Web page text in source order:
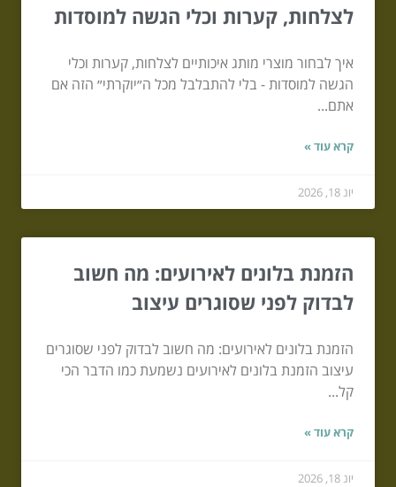
לצלחות, קערות וכלי הגשה למוסדות
איך לבחור מוצרי מותג איכותיים לצלחות, קערות וכלי
הגשה למוסדות - בלי להתבלבל מכל ה״יוקרתי״ הזה אם
אתם...
קרא עוד »
יונ 18, 2026
הזמנת בלונים לאירועים: מה חשוב
לבדוק לפני שסוגרים עיצוב
הזמנת בלונים לאירועים: מה חשוב לבדוק לפני שסוגרים
עיצוב הזמנת בלונים לאירועים נשמעת כמו הדבר הכי
קל...
קרא עוד »
יונ 18, 2026